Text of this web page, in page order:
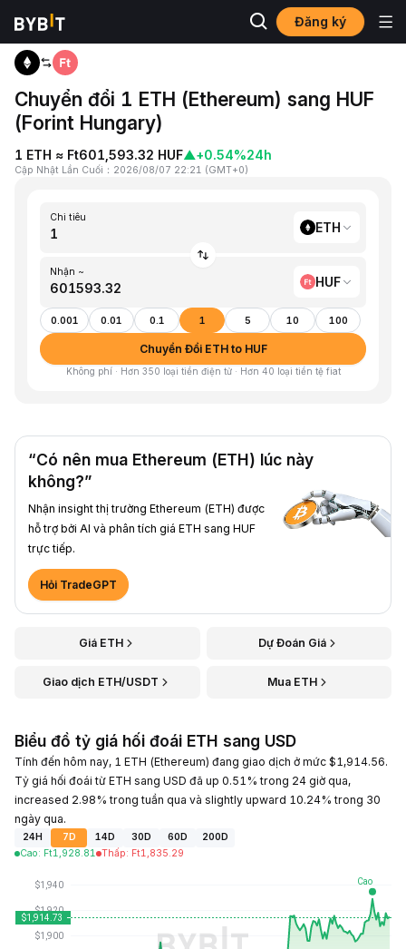
Đăng ký
Trang chủ
Chuyển đổi 1 ETH (Ethereum) sang HUF
(Forint Hungary)
1 ETH ≈ Ft601,593.32 HUF▲+0.54%24h
Cập Nhật Lần Cuối ： 2026/08/07 22:21 (GMT+0)
Chi tiêu
ETH
Nhận ~
HUF
0.001 0.01 0.1 1 5 10 100
Chuyển Đổi ETH to HUF
Không phí · Hơn 350 loại tiền điện tử · Hơn 40 loại tiền tệ fiat
“Có nên mua Ethereum (ETH) lúc này
không?”
Nhận insight thị trường Ethereum (ETH) được
hỗ trợ bởi AI và phân tích giá ETH sang HUF
trực tiếp.
Hỏi TradeGPT
Giá ETH Dự Đoán Giá
Giao dịch ETH/USDT Mua ETH
Biểu đồ tỷ giá hối đoái ETH sang USD
Tính đến hôm nay, 1 ETH (Ethereum) đang giao dịch ở mức $1,914.56.
Tỷ giá hối đoái từ ETH sang USD đã up 0.51% trong 24 giờ qua,
increased 2.98% trong tuần qua và slightly upward 10.24% trong 30
ngày qua.
24H 7D 14D 30D 60D
200D
Cao: Ft1,928.81 Thấp: Ft1,835.29